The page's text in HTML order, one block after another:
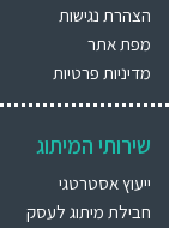
הצהרת נגישות
מפת אתר
מדיניות פרטיות
שירותי המיתוג
ייעוץ אסטרטגי
חבילת מיתוג לעסק